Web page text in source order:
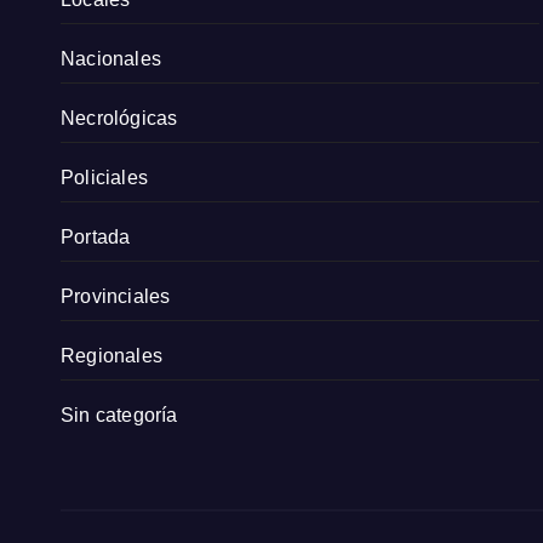
Nacionales
Necrológicas
Policiales
Portada
Provinciales
Regionales
Sin categoría